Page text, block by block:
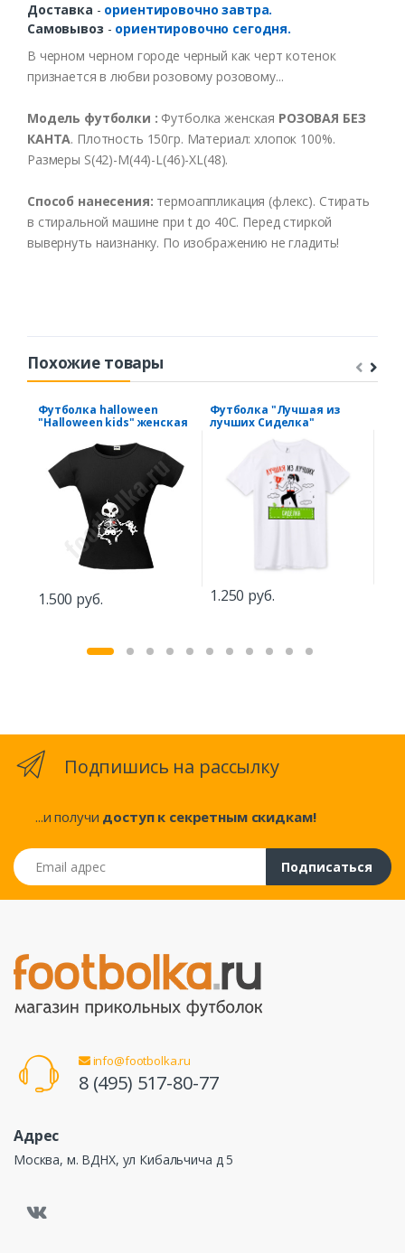
Доставка - ориентировочно завтра.
Самовывоз - ориентировочно сегодня.
В черном черном городе черный какчерт котенок
признается в любви розовому розовому...
Модель футболки : Футболка женская РОЗОВАЯ БЕЗ
КАНТА. Плотность 150гр. Материал:хлопок 100%.
Размеры S(42)-M(44)-L(46)-XL(48).
Способ нанесения: термоаппликация (флекс). Стирать
в стиральной машине при tдо 40С. Перед стиркой
вывернуть наизнанку. По изображению не гладить!
Похожие товары
Футболка halloween
"Halloween kids" женская
1.500 руб.
Футболка "Лучшая из
лучших Сиделка"
1.250 руб.
Подпишись на рассылку
...и получи доступ к секретным скидкам!
Email адрес
Подписаться
info@footbolka.ru
8 (495) 517-80-77
Адрес
Москва, м. ВДНХ, ул Кибальчича д 5